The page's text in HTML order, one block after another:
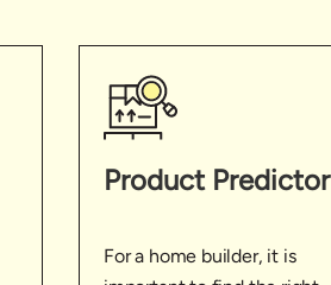
Product Predictor
For a home builder, it is